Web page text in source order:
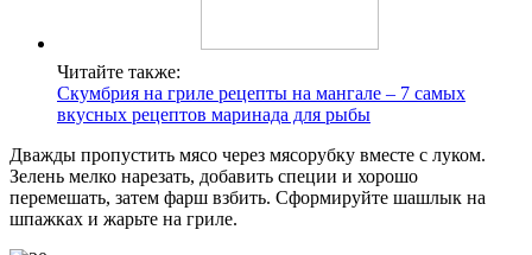
Читайте также:
Скумбрия на гриле рецепты на мангале – 7 самых
вкусных рецептов маринада для рыбы
Дважды пропустить мясо через мясорубку вместе с луком.
Зелень мелко нарезать, добавить специи и хорошо
перемешать, затем фарш взбить. Сформируйте шашлык на
шпажках и жарьте на гриле.